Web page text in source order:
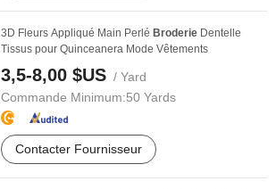
3D Fleurs Appliqué Main Perlé Broderie Dentelle
Tissus pour Quinceanera Mode Vêtements
3,5-8,00 $US / Yard
Commande Minimum:50 Yards
Contacter Fournisseur